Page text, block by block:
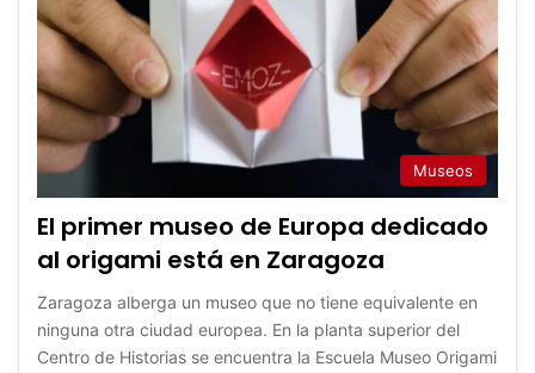
Museos
El primer museo de Europa dedicado
al origami está en Zaragoza
Zaragoza alberga un museo que no tiene equivalente en
ninguna otra ciudad europea. En la planta superior del
Centro de Historias se encuentra la Escuela Museo Origami